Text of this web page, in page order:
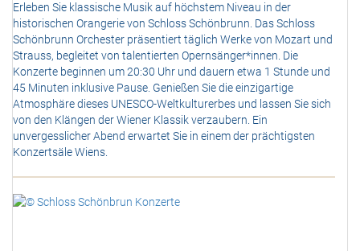
Erleben Sie klassische Musik auf höchstem Niveau in der
historischen Orangerie von Schloss Schönbrunn. Das Schloss
Schönbrunn Orchester präsentiert täglich Werke von Mozart und
Strauss, begleitet von talentierten Opernsänger*innen. Die
Konzerte beginnen um 20:30 Uhr und dauern etwa 1 Stunde und
45 Minuten inklusive Pause. Genießen Sie die einzigartige
Atmosphäre dieses UNESCO-Weltkulturerbes und lassen Sie sich
von den Klängen der Wiener Klassik verzaubern. Ein
unvergesslicher Abend erwartet Sie in einem der prächtigsten
Konzertsäle Wiens.